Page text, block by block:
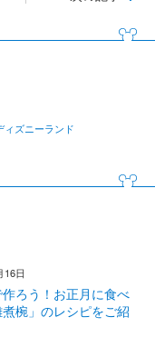
ィズニーランド
16日
ろう！お正月に食べ
椀」のレシピをご紹